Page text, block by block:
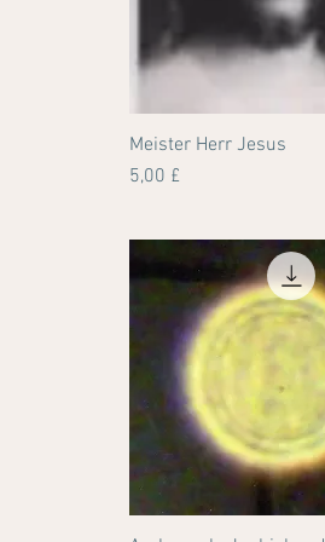
Schnellansicht
Meister Herr Jesus
Preis
5,00 £